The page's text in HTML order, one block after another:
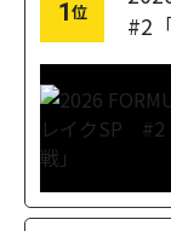
1位
#2